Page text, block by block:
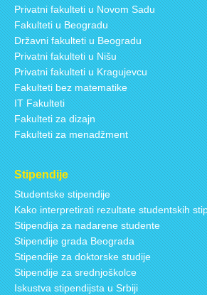
Privatni fakulteti u Novom Sadu
Fakulteti u Beogradu
Državni fakulteti u Beogradu
Privatni fakulteti u Nišu
Privatni fakulteti u Kragujevcu
Fakulteti bez matematike
IT Fakulteti
Fakulteti za dizajn
Fakulteti za menadžment
Stipendije
Studentske stipendije
Kako interpretirati rezultate studentskih
Stipendija za nadarene studente
Stipendije grada Beograda
Stipendije za doktorske studije
Stipendije za srednjoškolce
Iskustva stipendijsta u Srbiji